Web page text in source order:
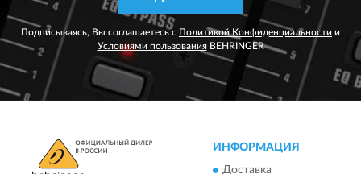
Подписываясь, Вы соглашаетесь с Политикой Конфиденциальности и
Условиями пользованияBEHRINGER
ИНФОРМАЦИЯ
Доставка